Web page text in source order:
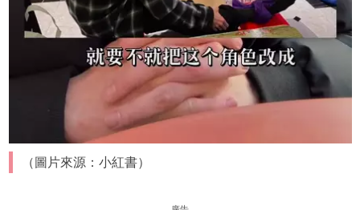
（圖片來源：小紅書）